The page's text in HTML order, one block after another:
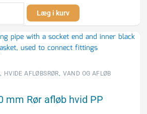
Læg i kurv
, HVIDE AFLØBSRØR, VAND OG AFLØB
mm Rør afløb hvid PP